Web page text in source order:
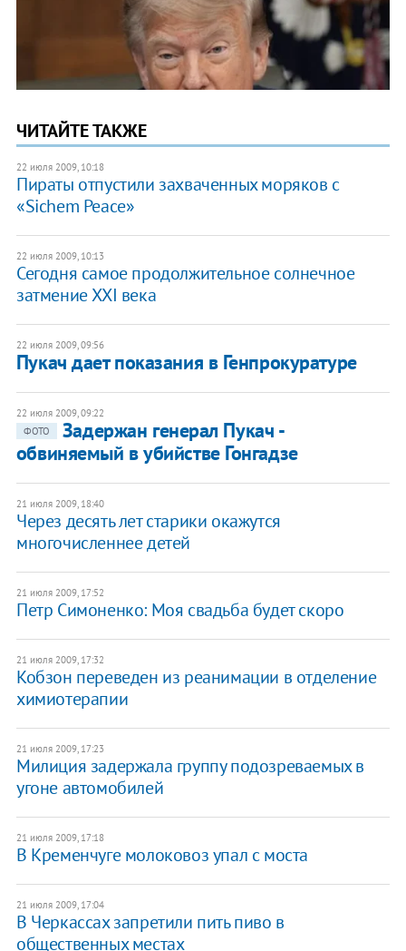
ЧИТАЙТЕ ТАКЖЕ
22 июля 2009, 10:18
Пираты отпустили захваченных моряков с
«Sichem Peace»
22 июля 2009, 10:13
Сегодня самое продолжительное солнечное
затмение XXI века
22 июля 2009, 09:56
Пукач дает показания в Генпрокуратуре
22 июля 2009, 09:22
ФОТО
Задержан генерал Пукач -
обвиняемый в убийстве Гонгадзе
21 июля 2009, 18:40
Через десять лет старики окажутся
многочисленнее детей
21 июля 2009, 17:52
Петр Симоненко: Моя свадьба будет скоро
21 июля 2009, 17:32
Кобзон переведен из реанимации в отделение
химиотерапии
21 июля 2009, 17:23
Милиция задержала группу подозреваемых в
угоне автомобилей
21 июля 2009, 17:18
В Кременчуге молоковоз упал с моста
21 июля 2009, 17:04
В Черкассах запретили пить пиво в
общественных местах